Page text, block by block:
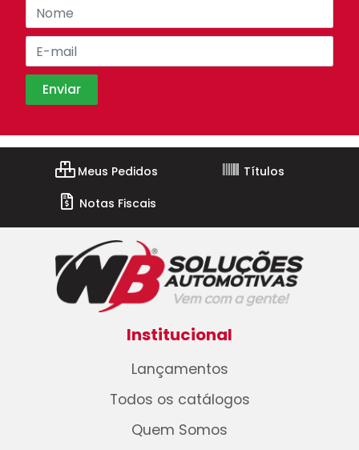
Meus Pedidos
Títulos
Notas Fiscais
Institucional
Lançamentos
Todos os catálogos
Quem Somos